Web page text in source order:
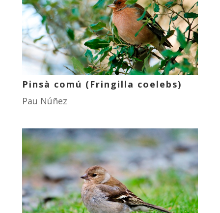
Pinsà comú (Fringilla coelebs)
Pau Núñez